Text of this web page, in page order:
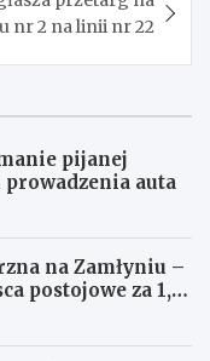
nr 2 na linii nr 22
pijanej
auta
na Zamłyniu –
postojowe za 1,1